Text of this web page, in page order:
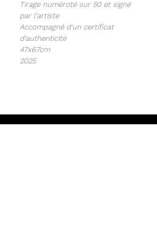
Tirage numéroté sur 50 et signé
par l'artiste
Accompagné d'un certificat
d'authenticité
47x67cm
2025